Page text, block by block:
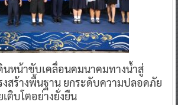
นหน้าขับเคลื่อนคมนาคมทางน้ำสู่
สร้างพื้นฐาน ยกระดับความปลอดภัย
ติบโตอย่างยั่งยืน